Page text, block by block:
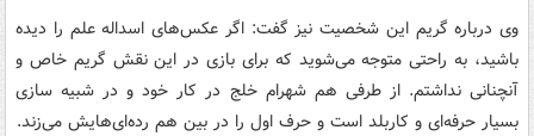
وی درباره گریم این شخصیت نیز گفت: اگر عکس‌های اسداله علم را دیده
باشید، به راحتی متوجه می‌شوید که برای بازی در این نقش گریم خاص و
آنچنانی نداشتم. از طرفی هم شهرام خلج در کار خود و در شبیه سازی
بسیار حرفه‌ای و کاربلد است و حرف اول را در بین هم رده‌ای‌هایش می‌زند.